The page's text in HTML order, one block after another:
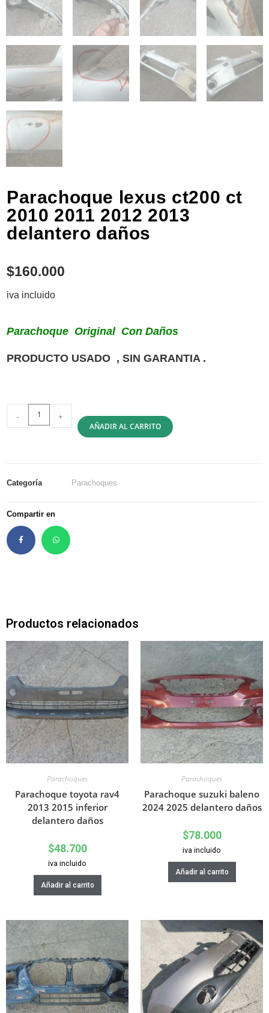
Parachoque lexus ct200 ct
2010 2011 2012 2013
delantero daños
$160.000
iva incluido
Parachoque Original Con Daños
PRODUCTO USADO , SIN GARANTIA .
- +
AÑADIR AL CARRITO
Categoría Parachoques
Compartir en
Productos relacionados
Parachoques
Parachoque toyota rav4
2013 2015 inferior
delantero daños
$48.700
iva incluido
Añadir al carrito
Parachoques
Parachoque suzuki baleno
2024 2025 delantero daños
$78.000
iva incluido
Añadir al carrito